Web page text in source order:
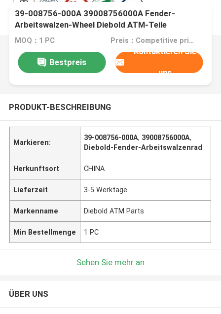
39-008756-000A 39008756000A Fender-
Arbeitswalzen-Wheel Diebold ATM-Teile
MOQ：1 PC Preis：Competitive price
Bestpreis
Kontaktieren Sie
uns
PRODUKT-BESCHREIBUNG
Markieren:
39-008756-000A, 39008756000A,
Diebold-Fender-Arbeitswalzenrad
Herkunftsort CHINA
Lieferzeit 3-5 Werktage
Markenname Diebold ATM Parts
Min Bestellmenge 1 PC
Sehen Sie mehr an
ÜBER UNS